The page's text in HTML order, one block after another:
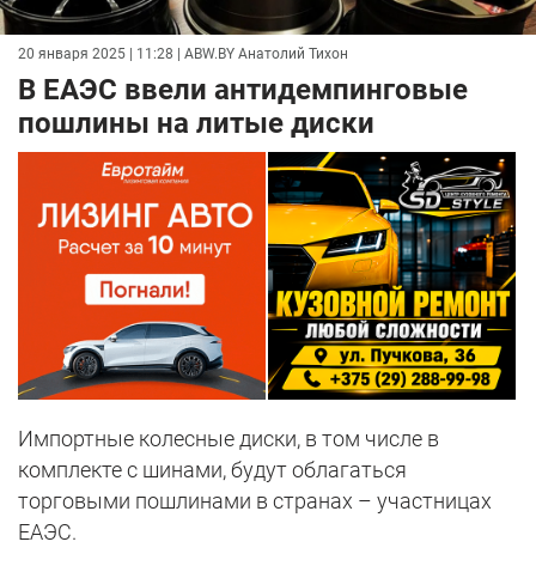
20 января 2025 | 11:28 | ABW.BY Анатолий Тихон
В ЕАЭС ввели антидемпинговые
пошлины на литые диски
Импортные колесные диски, в том числе в
комплекте с шинами, будут облагаться
торговыми пошлинами в странах – участницах
ЕАЭС.